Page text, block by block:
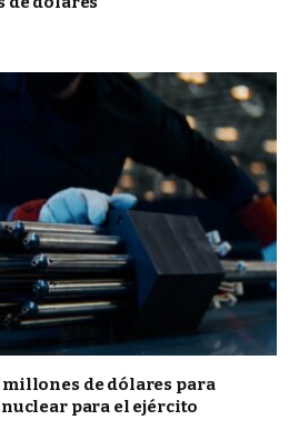
de dólares para
para el ejército